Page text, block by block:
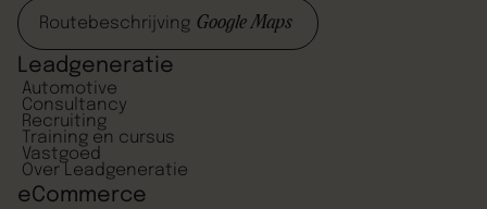
Routebeschrijving Google Maps
Leadgeneratie
Automotive
Consultancy
Recruiting
Training en cursus
Vastgoed
Over Leadgeneratie
eCommerce